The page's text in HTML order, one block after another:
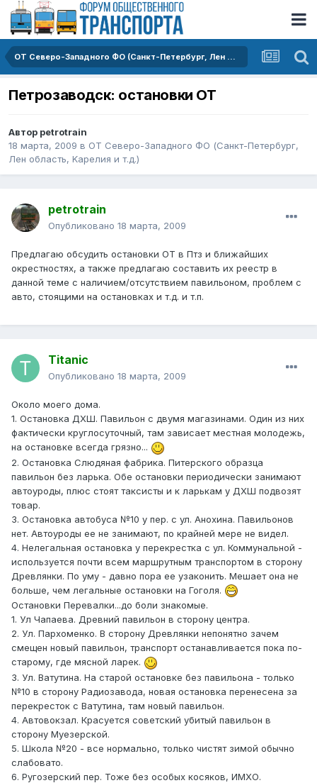
ОТ Северо-Западного ФО (Санкт-Петербург, Лен область, Kарелия и т.д.)
Петрозаводск: остановки ОТ
Автор petrotrain
18 марта, 2009 в ОТ Северо-Западного ФО (Санкт-Петербург,
Лен область, Kарелия и т.д.)
petrotrain
Опубликовано 18 марта, 2009
Предлагаю обсудить остановки ОТ в Птз и ближайших
окрестностях, а также предлагаю составить их реестр в
данной теме с наличием/отсутствием павильоном, проблем с
авто, стоящими на остановках и т.д. и т.п.
Titanic
Опубликовано 18 марта, 2009
Около моего дома.
1. Остановка ДХШ. Павильон с двумя магазинами. Один из них
фактически круглосуточный, там зависает местная молодежь,
на остановке всегда грязно...
2. Остановка Слюдяная фабрика. Питерского образца
павильон без ларька. Обе остановки периодически занимают
автоуроды, плюс стоят таксисты и к ларькам у ДХШ подвозят
товар.
3. Остановка автобуса №10 у пер. с ул. Анохина. Павильонов
нет. Автоуроды ее не занимают, по крайней мере не видел.
4. Нелегальная остановка у перекрестка с ул. Коммунальной -
используется почти всем маршрутным транспортом в сторону
Древлянки. По уму - давно пора ее узаконить. Мешает она не
больше, чем легальные остановки на Гоголя.
Остановки Перевалки...до боли знакомые.
1. Ул Чапаева. Древний павильон в сторону центра.
2. Ул. Пархоменко. В сторону Древлянки непонятно зачем
смещен новый павильон, транспорт останавливается пока по-
старому, где мясной ларек.
3. Ул. Ватутина. На старой остановке без павильона - только
№10 в сторону Радиозавода, новая остановка перенесена за
перекресток с Ватутина, там новый павильон.
4. Автовокзал. Красуется советский убитый павильон в
сторону Муезерской.
5. Школа №20 - все нормально, только чистят зимой обычно
слабовато.
6. Ругозерский пер. Тоже без особых косяков, ИМХО.